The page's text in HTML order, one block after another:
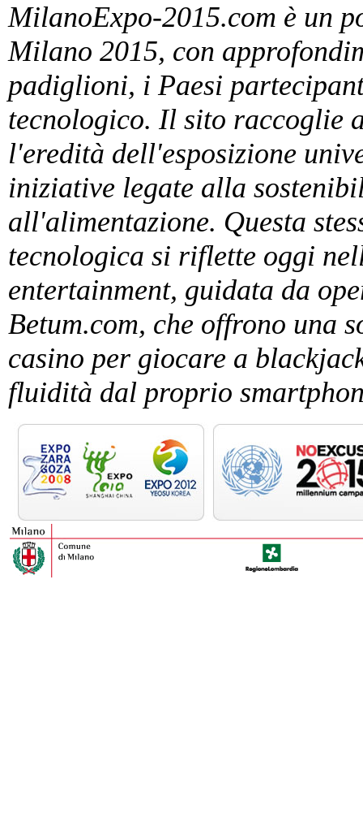
MilanoExpo-2015.com è un
Milano 2015, con
padiglioni, i Paesi
tecnologico. Il sito raccoglie
l'eredità dell'esposizione
iniziative legate alla
all'alimentazione. Questa
tecnologica si riflette oggi
entertainment, guidata da
Betum.com, che offrono una
casino per giocare a
fluidità dal proprio